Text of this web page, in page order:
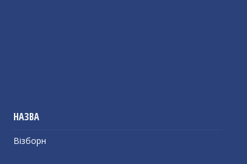
Візборн